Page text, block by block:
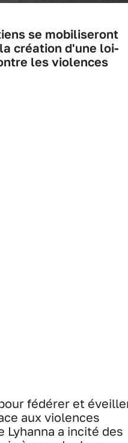
se mobiliseront
création d'une loi-
les violences
fédérer et
aux violences
Lyhanna a incité des